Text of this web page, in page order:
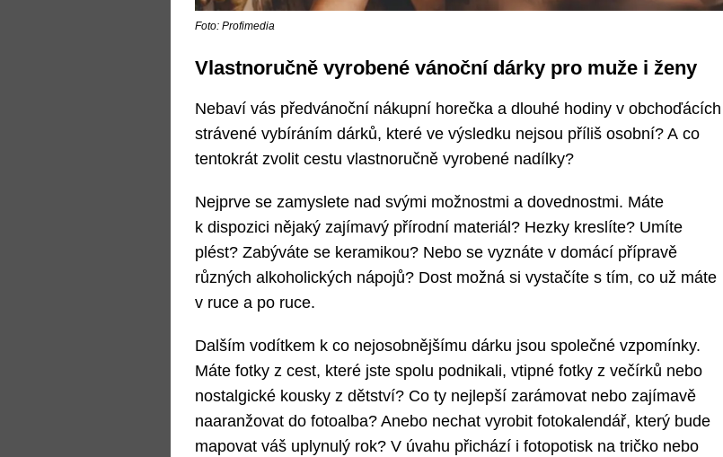
Foto: Profimedia
Vlastnoručně vyrobené vánoční dárky pro muže i ženy
Nebaví vás předvánoční nákupní horečka a dlouhé hodiny v obchoďácích
strávené vybíráním dárků, které ve výsledku nejsou příliš osobní? A co
tentokrát zvolit cestu vlastnoručně vyrobené nadílky?
Nejprve se zamyslete nad svými možnostmi a dovednostmi. Máte
k dispozici nějaký zajímavý přírodní materiál? Hezky kreslíte? Umíte
plést? Zabýváte se keramikou? Nebo se vyznáte v domácí přípravě
různých alkoholických nápojů? Dost možná si vystačíte s tím, co už máte
v ruce a po ruce.
Dalším vodítkem k co nejosobnějšímu dárku jsou společné vzpomínky.
Máte fotky z cest, které jste spolu podnikali, vtipné fotky z večírků nebo
nostalgické kousky z dětství? Co ty nejlepší zarámovat nebo zajímavě
naaranžovat do fotoalba? Anebo nechat vyrobit fotokalendář, který bude
mapovat váš uplynulý rok? V úvahu přichází i fotopotisk na tričko nebo